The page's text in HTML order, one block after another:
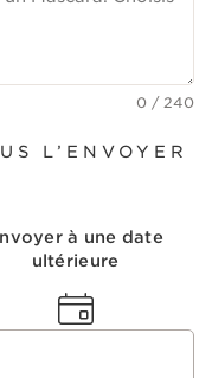
0 / 240
L’ENVOYER
à une date
ultérieure